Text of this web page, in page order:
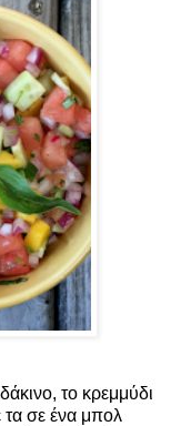
το κρεμμύδι
τα σε ένα μπολ